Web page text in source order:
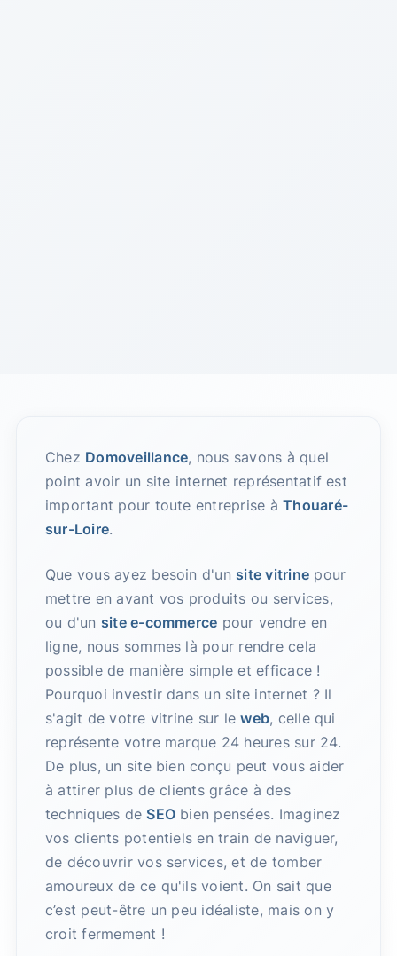
Chez Domoveillance, nous savons à quel
point avoir un site internet représentatif est
important pour toute entreprise àThouaré-
sur-Loire.
Que vous ayez besoin d'un site vitrine pour
mettre en avant vos produits ou services,
ou d'un site e-commerce pour vendre en
ligne, nous sommes là pour rendre cela
possible de manière simple et efficace !
Pourquoi investir dans un site internet ? Il
s'agit de votre vitrine sur leweb, celle qui
représente votre marque 24 heures sur 24.
De plus, un site bien conçu peut vous aider
à attirer plus de clients grâce à des
techniques de SEO bien pensées. Imaginez
vos clients potentiels en train de naviguer,
de découvrir vos services, et de tomber
amoureux de ce qu'ils voient. On sait que
c’est peut-être un peu idéaliste, mais on y
croit fermement !